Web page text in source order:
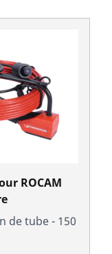
ROCAM
de tube - 150